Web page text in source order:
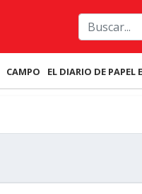
CAMPO EL DIARIO DE PAPEL